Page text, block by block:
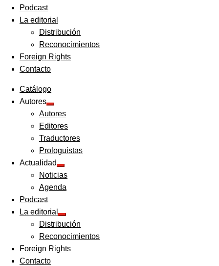
Podcast
La editorial
Distribución
Reconocimientos
Foreign Rights
Contacto
Catálogo
Autores
Expandir
el
menú
hijo
Autores
Editores
Traductores
Prologuistas
Actualidad
Expandir
el
menú
hijo
Noticias
Agenda
Podcast
La editorial
Expandir
el
menú
hijo
Distribución
Reconocimientos
Foreign Rights
Contacto